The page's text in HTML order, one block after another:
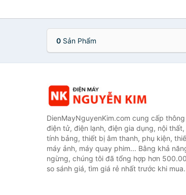
0 Sản Phẩm
DienMayNguyenKim.com cung cấp
điện tử, điện lạnh, điện gia dụng, nội
tính bảng, thiết bị âm thanh, phụ kiện,
máy ảnh, máy quay phim... Bằng khả
ngừng, chúng tôi đã tổng hợp hơn
so sánh giá, tìm giá rẻ nhất trước khi mua.